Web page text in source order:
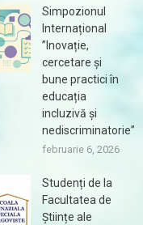
Simpozionul
Internațional
”Inovație,
cercetare și
bune practici în
educația
incluzivă și
nediscriminatorie”
februarie 6, 2026
Studenți de la
Facultatea de
Științe ale